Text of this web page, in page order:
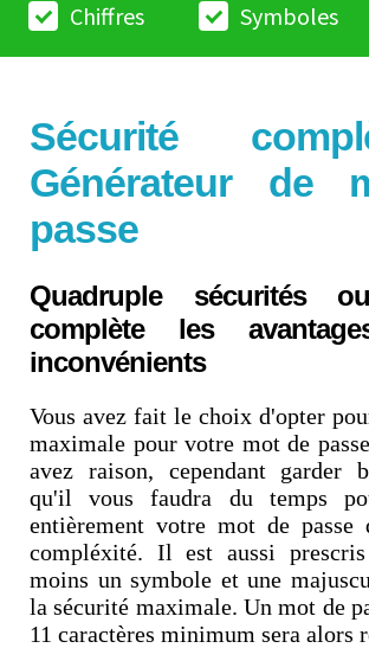
Chiffres
Symboles
Sécurité
Générateur de
passe
Quadruple sécurités
complète les
inconvénients
Vous avez fait le choix d'opter
maximale pour votre mot de
avez raison, cependant garder
qu'il vous faudra du temps
entièrement votre mot de
compléxité. Il est aussi
moins un symbole et une
la sécurité maximale. Un mot de
11 caractères minimum sera alors